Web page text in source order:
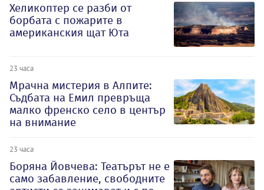
Хеликоптер се разби от
борбата с пожарите в
американския щат Юта
23 часа
Мрачна мистерия в Алпите:
Съдбата на Емил превръща
малко френско село в център
на внимание
23 часа
Боряна Йовчева: Театърът не е
само забавление, свободните